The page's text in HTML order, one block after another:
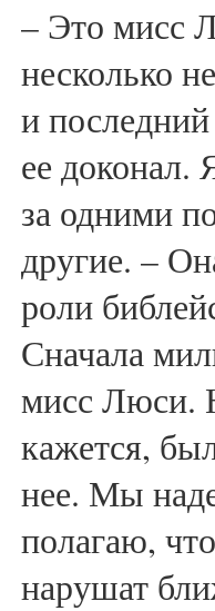
– Это мисс
несколько
и
ее доконал.
за одними
другие. –
роли
Сначала
мисс Люси.
кажется,
нее. Мы
полагаю,
нарушат